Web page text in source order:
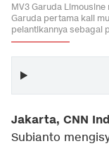
MV3 Garuda
Garuda pertama kali
pelantikannya sebagai
Jakarta, CNN
Subianto